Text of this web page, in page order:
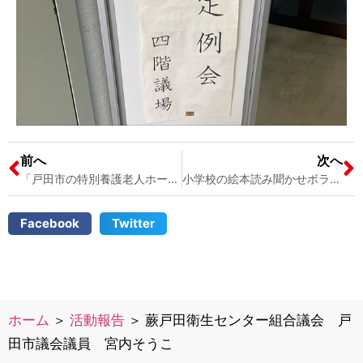
前へ
「戸田市の特別養護老人ホーム」について市民相談をいただきました 戸田市議会議員 宮内そうこ
次へ
小学校の絵本読み聞かせボランティア 戸田南小学校の通学路の歩道について 戸田市議会議員 宮内そうこ
Facebook Twitter
ホーム ＞ 活動報告 ＞ 蕨戸田衛生センター組合議会 戸
田市議会議員 宮内そうこ